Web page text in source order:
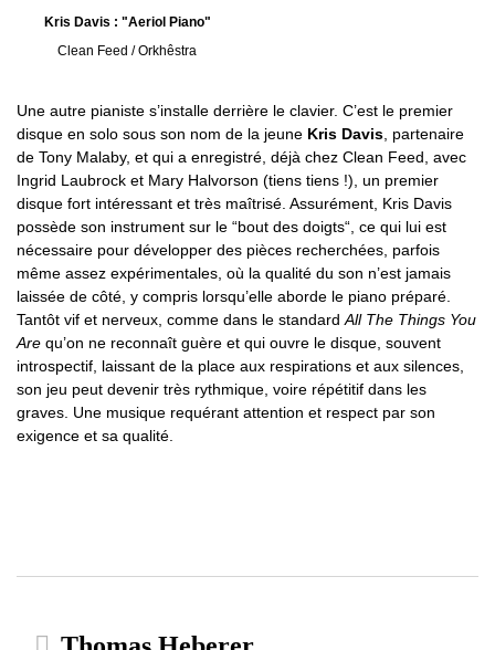
Kris Davis : "Aeriol Piano"
Clean Feed / Orkhêstra
Une autre pianiste s’installe derrière le clavier. C’est le premier
disque en solo sous son nom de la jeune Kris Davis , partenaire
de Tony Malaby, et qui a enregistré, déjà chez Clean Feed, avec
Ingrid Laubrock et Mary Halvorson (tiens tiens !), un premier
disque fort intéressant et très maîtrisé. Assurément, Kris Davis
possède son instrument sur le “bout des doigts“, ce qui lui est
nécessaire pour développer des pièces recherchées, parfois
même assez expérimentales, où la qualité du son n’est jamais
laissée de côté, y compris lorsqu’elle aborde le piano préparé.
Tantôt vif et nerveux, comme dans le standard All The Things You
Are qu’on ne reconnaît guère et qui ouvre le disque, souvent
introspectif, laissant de la place aux respirations et aux silences,
son jeu peut devenir très rythmique, voire répétitif dans les
graves. Une musique requérant attention et respect par son
exigence et sa qualité.